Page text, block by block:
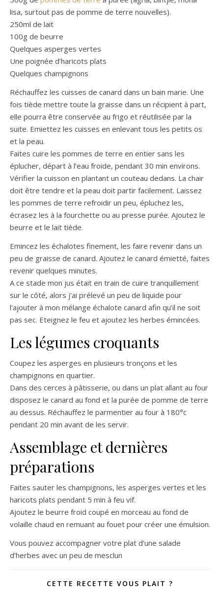
lisa, surtout pas de pomme de terre nouvelles).
250ml de lait
100g de beurre
Quelques asperges vertes
Une poignée d’haricots plats
Quelques champignons
Réchauffez les cuisses de canard dans un bain marie. Une
fois tiède mettre toute la graisse dans un récipient à part,
elle pourra être conservée au frigo et réutilisée par la
suite. Emiettez les cuisses en enlevant tous les petits os
et la peau.
Faites cuire les pommes de terre en entier sans les
éplucher, départ à l’eau froide, pendant 30 min environs.
Vérifier la cuisson en plantant un couteau dedans. La chair
doit être tendre et la peau doit partir facilement. Laissez
les pommes de terre refroidir un peu, épluchez les,
écrasez les à la fourchette ou au presse purée. Ajoutez le
beurre et le lait tiède.
Emincez les échalotes finement, les faire revenir dans un
peu de graisse de canard. Ajoutez le canard émietté, faites
revenir quelques minutes.
A ce stade mon jus était en train de cuire tranquillement
sur le côté, alors j’ai prélevé un peu de liquide pour
l’ajouter à mon mélange échalote canard afin qu’il ne soit
pas sec. Eteignez le feu et ajoutez les herbes émincées.
Les légumes croquants
Coupez les asperges en plusieurs tronçons et les
champignons en quartier.
Dans des cerces à pâtisserie, ou dans un plat allant au four
disposez le canard au fond et la purée de pomme de terre
au dessus. Réchauffez le parmentier au four à 180°c
pendant 20 min avant de les servir.
Assemblage et dernières
préparations
Faites sauter les champignons, les asperges vertes et les
haricots plats pendant 5 min à feu vif.
Ajoutez le beurre froid coupé en morceau au fond de
volaille chaud en remuant au fouet pour créer une émulsion.
Vous pouvez accompagner votre plat d’une salade
d’herbes avec un peu de mesclun
CETTE RECETTE VOUS PLAIT ?